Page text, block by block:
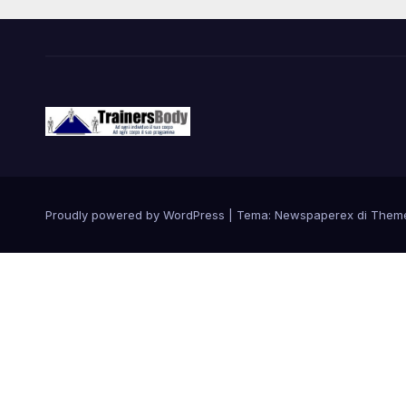
Proudly powered by WordPress Tema: Newspaperex di